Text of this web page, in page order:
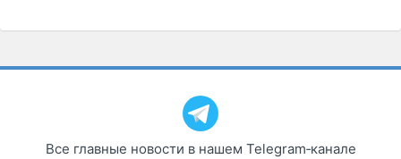
Все главные новости в нашем Telegram‑канале